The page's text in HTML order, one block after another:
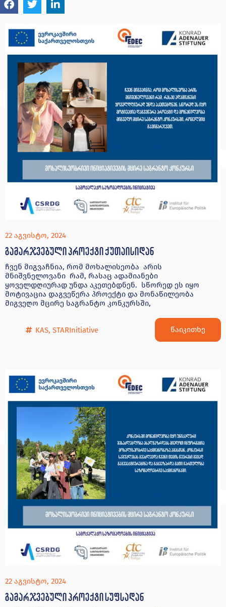
22 აგვისტო, 2024
გამარჯვებული პროექტი ქუთაისიდან
ჩვენ მიგვაჩნია, რომ მოხალისეობა არის
მნიშვნელოვანი რამ, რასაც ადამიანები
ყოველდღიურად უნდა აკეთებდნენ. სწორედ ეს იყო
მოტივაცია დაგვეწერა პროექტი და მონაწილეობა
მიგვეღო მცირე საგრანტო კონკურსში,
KAS, STARInitiative წაიკითხე
22 აგვისტო, 2024
გამარჯვებული პროექტი სუფსადან